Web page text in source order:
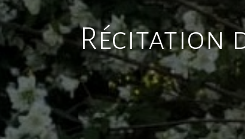
Récitation